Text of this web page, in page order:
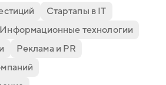
Стартапы в IT
Информационные технологии
Реклама и PR